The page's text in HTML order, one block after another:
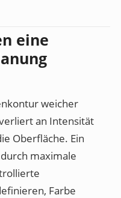
eine
weicher
an Intensität
Oberfläche. Ein
maximale
Farbe